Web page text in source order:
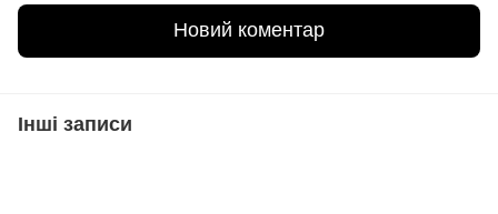
Новий коментар
Інші записи